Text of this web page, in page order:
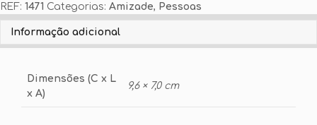
REF: 1471 Categorias: Amizade, Pessoas
Personalize aqui o seu Emblema
Informação adicional
Dimensões (C x L
x A)
9,6 × 7,0 cm